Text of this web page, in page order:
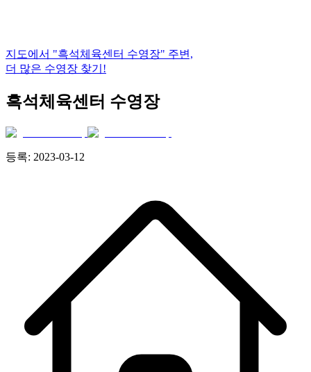
지도에서 "흑석체육센터 수영장" 주변,
더 많은 수영장 찾기!
흑석체육센터 수영장
등록: 2023-03-12